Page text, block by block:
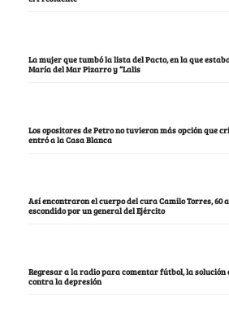
La mujer que tumbó la lista del Pacto, en la que
María del Mar Pizarro y “Lalis
Los opositores de Petro no tuvieron más opción que
entró a la Casa Blanca
Así encontraron el cuerpo del cura Camilo Torres, 60
escondido por un general del Ejército
Regresar a la radio para comentar fútbol, la
contra la depresión